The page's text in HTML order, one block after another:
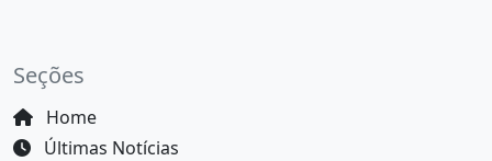
Seções
Home
Últimas Notícias